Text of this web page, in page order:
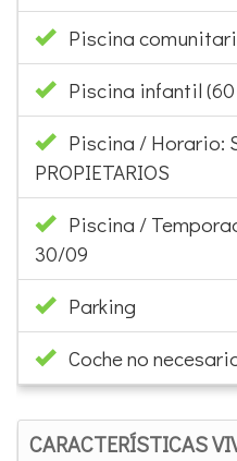
Piscina
Piscina infantil (60
Piscina / Horario:
PROPIETARIOS
Piscina /
30/09
Parking
Coche no
CARACTERÍSTICAS